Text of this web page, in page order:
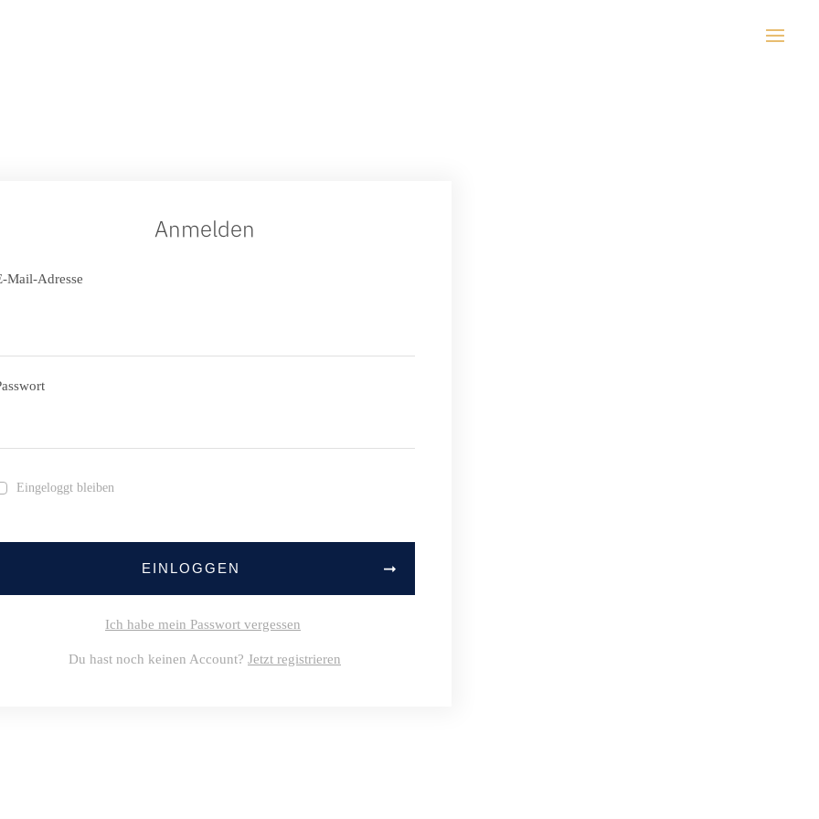
Anmel­den
Adres­se
Ein­ge­loggt bleiben
EIN­LOG­GEN
Ich habe mein Pass­wort ver­ges­sen
Du hast noch kei­nen Account? Jetzt regis­trie­ren